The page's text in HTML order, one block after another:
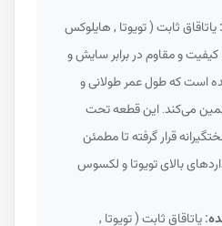
ثابت ( تویوتا , هایلوکس
و مقاوم در برابر سایش و
که طول عمر طولانی و
می‌کند. این قطعه تحت
قرار گرفته تا مطمئن
بالای تویوتا و لکسوس
ثابت ( تویوتا ,